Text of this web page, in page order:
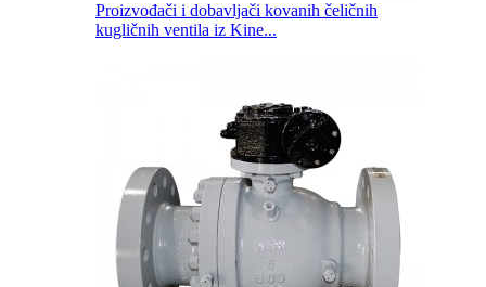
Proizvođači i dobavljači kovanih čeličnih
kugličnih ventila iz Kine...